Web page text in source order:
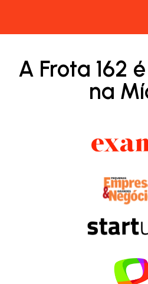
A Frota 162
na